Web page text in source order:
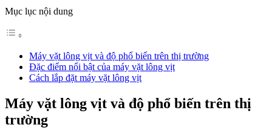
Mục lục nội dung
Máy vặt lông vịt và độ phổ biến trên thị trường
Đặc điểm nổi bật của máy vặt lông vịt
Cách lắp đặt máy vặt lông vịt
Máy vặt lông vịt và độ phổ biến trên thị
trường